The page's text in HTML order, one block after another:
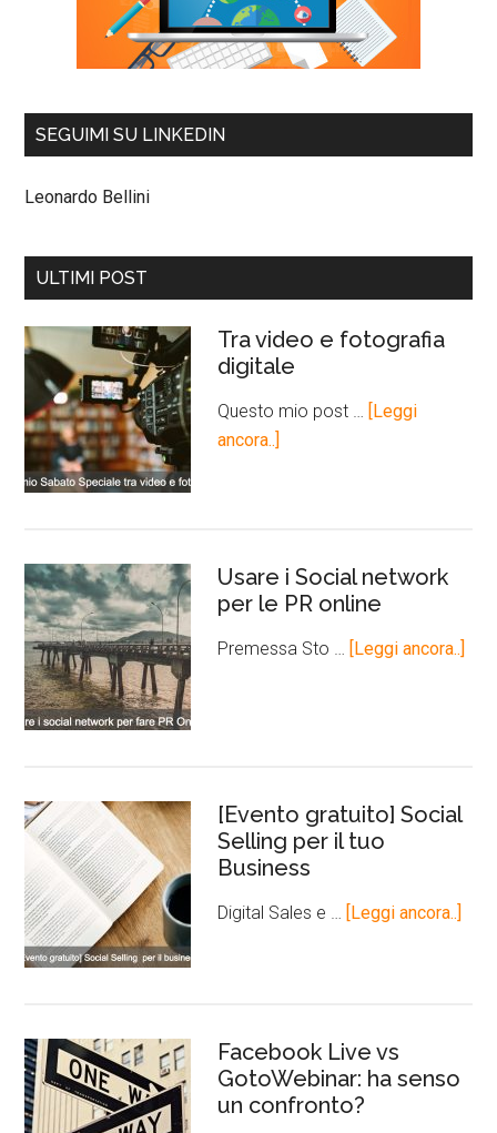
SEGUIMI SU LINKEDIN
Leonardo Bellini
ULTIMI POST
Tra video e fotografia
digitale
Questo mio post …
[Leggi
ancora..]
Usare i Social network
per le PR online
Premessa Sto … [Leggi ancora..]
[Evento gratuito] Social
Selling per il tuo
Business
Digital Sales e … [Leggi ancora..]
Facebook Live vs
GotoWebinar: ha senso
un confronto?